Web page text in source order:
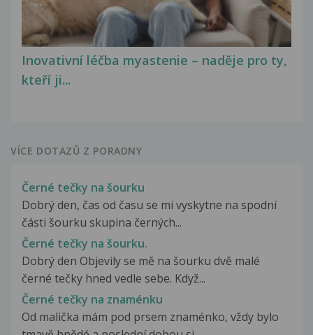
Inovativní léčba myastenie – naděje pro ty,
kteří ji...
VÍCE DOTAZŮ Z PORADNY
Černé tečky na šourku
Dobrý den, čas od času se mi vyskytne na spodní
části šourku skupina černých...
Černé tečky na šourku.
Dobrý den Objevily se mě na šourku dvě malé
černé tečky hned vedle sebe. Když...
Černé tečky na znaménku
Od malička mám pod prsem znaménko, vždy bylo